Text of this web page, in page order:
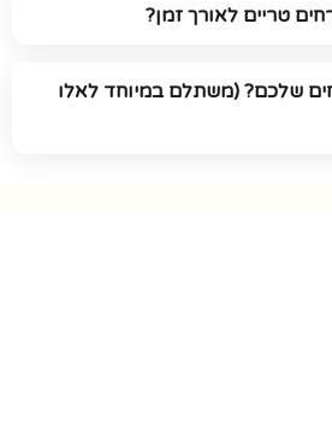
טריים לאורך זמן?
שלכם? (משתלם במיוחד לאלו